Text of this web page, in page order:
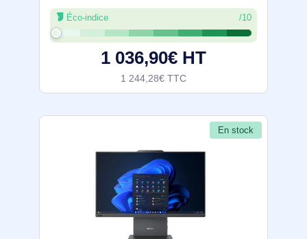
conçu pour améliorer la productivité grâce
à son design élégant et ses performances
puissantes. Doté d'un écran LED Full
Éco-indice /10
1 036,90€ HT
1 244,28€ TTC
En stock